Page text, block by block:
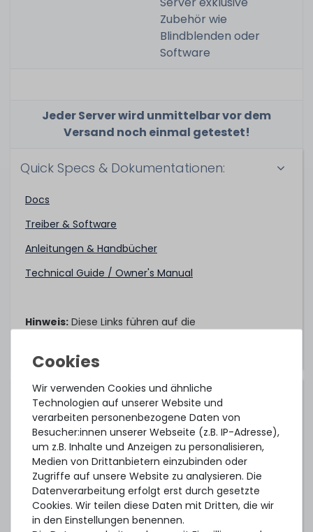
Zubehör wie
Blindblenden oder
Software
Jeder Server wird unmittelbar vor dem
Versand noch einmal getestet!
Quick Specs & Dokumentationen:
Docs
Treiber & Software
Anleitungen & Handbücher
Technical Guide / Owner's Manual
Hinweis: Diese Links führen auf die
Kompatible Betriebssysteme:
Canonical Ubuntu 14.04 LTS
Canonical Ubuntu 16.04 LTS
Citrix XenServer 7.1 LTSR CU2
Citrix XenServer 8
Citrix Hypervisor 8.2 LTSR CU1
Wir verwenden Cookies und ähnliche
Technologien auf unserer Website und
verarbeiten personenbezogene Daten von
Besucher:innen unserer Webseite (z.B. IP-Adresse),
um z.B. Inhalte und Anzeigen zu personalisieren,
Medien von Drittanbietern einzubinden oder
Zugriffe auf unsere Website zu analysieren. Die
Datenverarbeitung erfolgt erst durch gesetzte
Cookies. Wir teilen diese Daten mit Dritten, die wir
in den Einstellungen benennen.